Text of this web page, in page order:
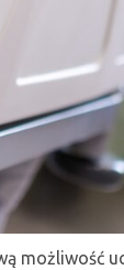
możliwość